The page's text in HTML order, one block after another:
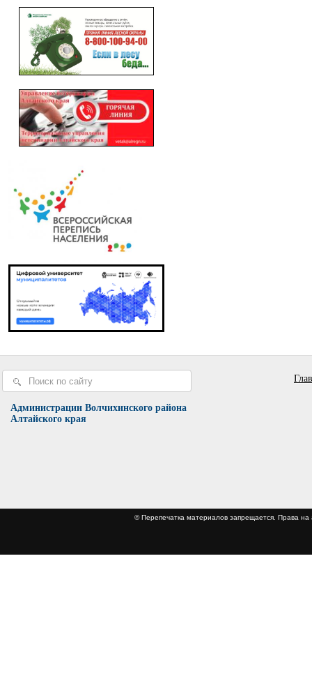
Администрации Волчихинского района
Алтайского края
© Перепечатка материалов запрещается.